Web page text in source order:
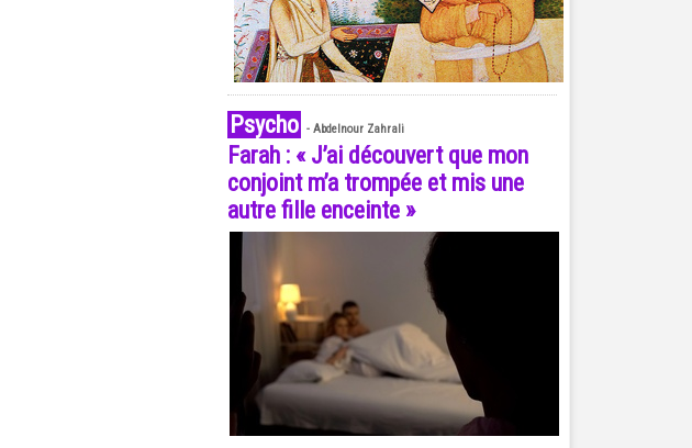
Psycho - Abdelnour Zahrali
Farah : « J’ai découvert que mon
conjoint m’a trompée et mis une
autre fille enceinte »